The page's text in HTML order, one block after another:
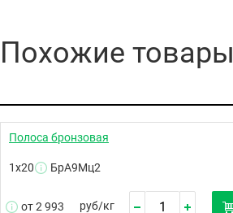
Похожие товары
Полоса бронзовая
1х20 БрА9Мц2
от 2 993 руб/кг